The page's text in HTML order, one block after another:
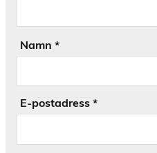
Namn *
E-postadress *